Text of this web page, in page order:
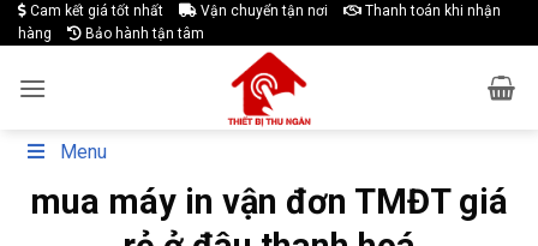
Skip
to
Cam kết giá tốt nhất Vận chuyển tận nơi
Thanh toán khi nhận
hàng
Bảo hành tận tâm
Menu
mua máy in vận đơn TMĐT giá